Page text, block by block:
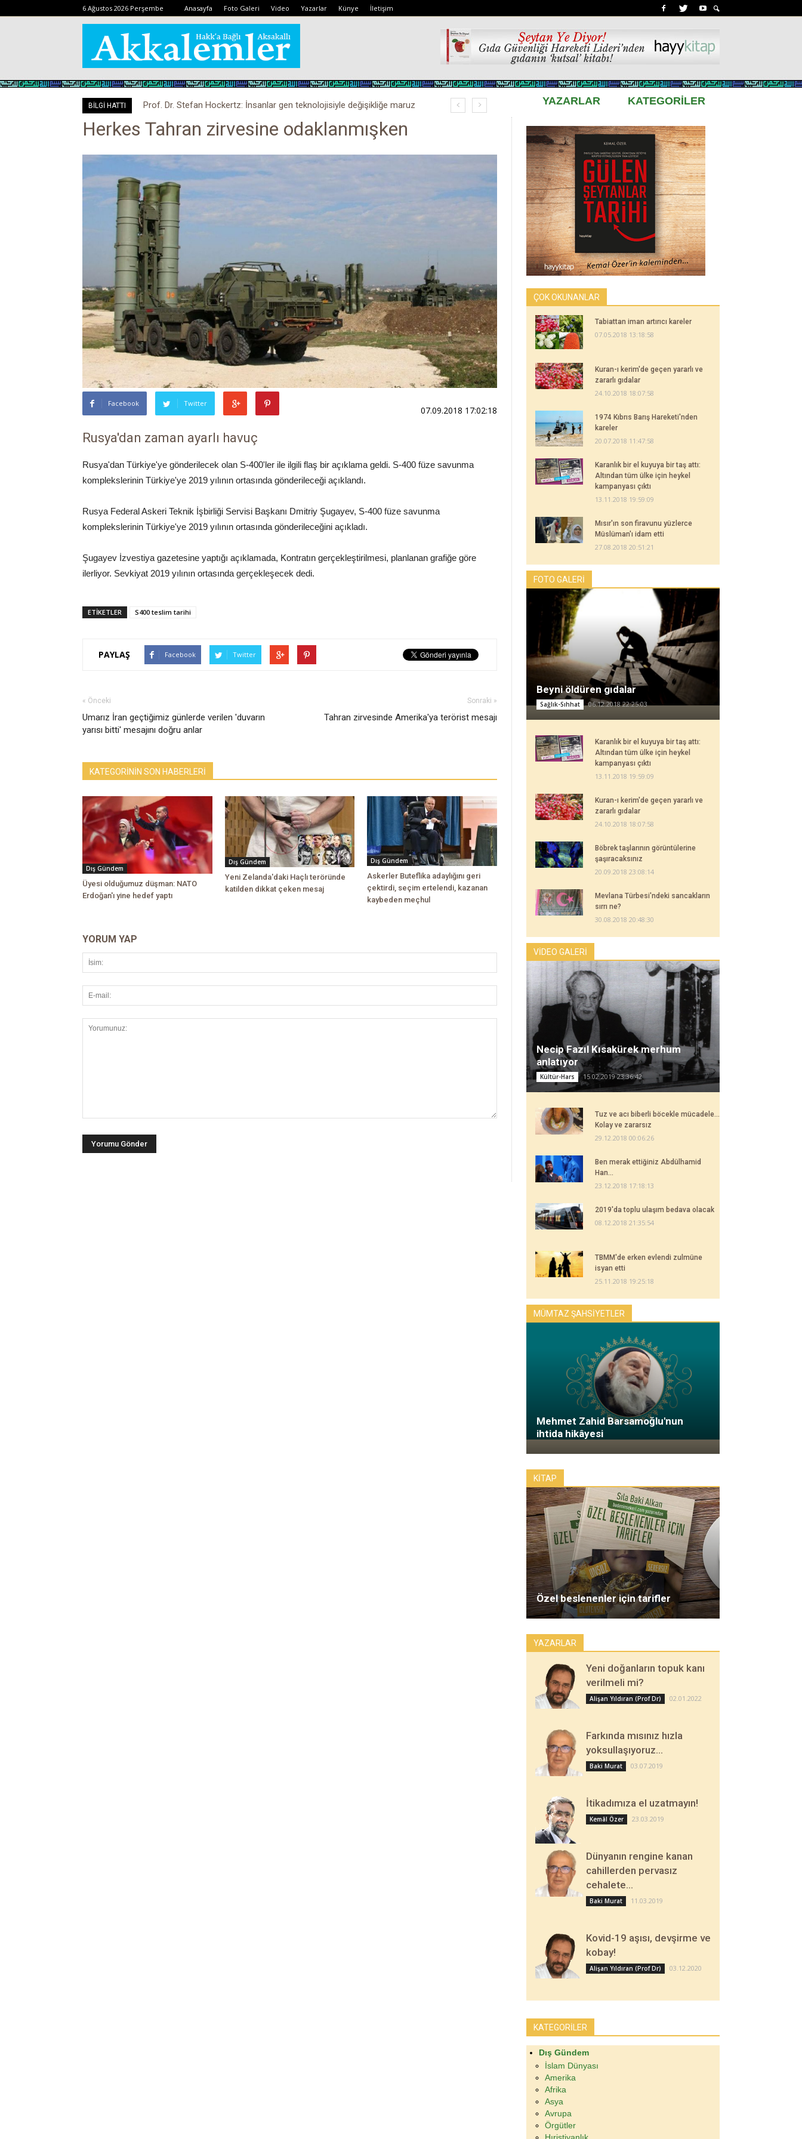
6 Ağustos 2026 Perşembe Anasayfa Foto Galeri Video Yazarlar Künye İletişim
BİLGİ HATTI
Prof. Dr. Stefan Hockertz: İnsanlar gen teknolojisiyle değişikliğe maruz
kalabilir
YAZARLAR KATEGORİLER
Herkes Tahran zirvesine odaklanmışken
Facebook Twitter
07.09.2018 17:02:18
Rusya'dan zaman ayarlı havuç
Rusya'dan Türkiye'ye gönderilecek olan S-400'ler ile ilgili flaş bir açıklama geldi. S-400 füze savunma
komplekslerinin Türkiye'ye 2019 yılının ortasında gönderileceği açıklandı.
Rusya Federal Askeri Teknik İşbirliği Servisi Başkanı Dmitriy Şugayev, S-400 füze savunma
komplekslerinin Türkiye'ye 2019 yılının ortasında gönderileceğini açıkladı.
Şugayev İzvestiya gazetesine yaptığı açıklamada, Kontratın gerçekleştirilmesi, planlanan grafiğe göre
ilerliyor. Sevkiyat 2019 yılının ortasında gerçekleşecek dedi.
ETİKETLER S400 teslim tarihi
PAYLAŞ Facebook Twitter
« Önceki
Umarız İran geçtiğimiz günlerde verilen 'duvarın
yarısı bitti' mesajını doğru anlar
Sonraki »
Tahran zirvesinde Amerika'ya terörist mesajı
KATEGORİNİN SON HABERLERİ
Dış Gündem
Üyesi olduğumuz düşman: NATO
Erdoğan'ı yine hedef yaptı
Dış Gündem
Yeni Zelanda'daki Haçlı teröründe
katilden dikkat çeken mesaj
Dış Gündem
Askerler Buteflika adaylığını geri
çektirdi, seçim ertelendi, kazanan
kaybeden meçhul
YORUM YAP
ÇOK OKUNANLAR
Tabiattan iman artırıcı kareler
07.05.2018 13:18:58
Kuran-ı kerim'de geçen yararlı ve
zararlı gıdalar
24.10.2018 18:07:58
1974 Kıbrıs Barış Hareketi'nden
kareler
20.07.2018 11:47:58
Karanlık bir el kuyuya bir taş attı:
Altından tüm ülke için heykel
kampanyası çıktı
13.11.2018 19:59:09
Mısır'ın son firavunu yüzlerce
Müslüman'ı idam etti
27.08.2018 20:51:21
FOTO GALERİ
Beyni öldüren gıdalar
Sağlık-Sıhhat 06.12.2018 22:25:03
Karanlık bir el kuyuya bir taş attı:
Altından tüm ülke için heykel
kampanyası çıktı
13.11.2018 19:59:09
Kuran-ı kerim'de geçen yararlı ve
zararlı gıdalar
24.10.2018 18:07:58
Böbrek taşlarının görüntülerine
şaşıracaksınız
20.09.2018 23:08:14
Mevlana Türbesi'ndeki sancakların
sırrı ne?
30.08.2018 20:48:30
VİDEO GALERİ
Necip Fazıl Kısakürek merhum
anlatıyor
Kültür-Hars 15.02.2019 23:36:42
Tuz ve acı biberli böcekle mücadele...
Kolay ve zararsız
29.12.2018 00:06:26
Ben merak ettiğiniz Abdülhamid
Han...
23.12.2018 17:18:13
2019'da toplu ulaşım bedava olacak
08.12.2018 21:35:54
TBMM'de erken evlendi zulmüne
isyan etti
25.11.2018 19:25:18
MÜMTAZ ŞAHSİYETLER
Mehmet Zahid Barsamoğlu'nun
ihtida hikâyesi
KİTAP
Özel beslenenler için tarifler
YAZARLAR
Yeni doğanların topuk kanı
verilmeli mi?
Alişan Yıldıran (Prof Dr) 02.01.2022
Farkında mısınız hızla
yoksullaşıyoruz…
Baki Murat 03.07.2019
İtikadımıza el uzatmayın!
Kemâl Özer 23.03.2019
Dünyanın rengine kanan
cahillerden pervasız
cehalete…
Baki Murat 11.03.2019
Kovid-19 aşısı, devşirme ve
kobay!
Alişan Yıldıran (Prof Dr) 03.12.2020
KATEGORİLER
Dış Gündem
İslam Dünyası
Amerika
Afrika
Asya
Avrupa
Örgütler